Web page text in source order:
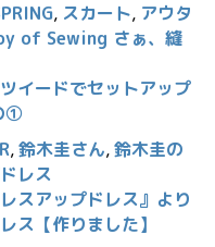
, スカート, アウタ
of Sewing さぁ、縫
イードでセットアップ
①
,鈴木圭さん,鈴木圭の
レス
スアップドレス』より
ス【作りました】